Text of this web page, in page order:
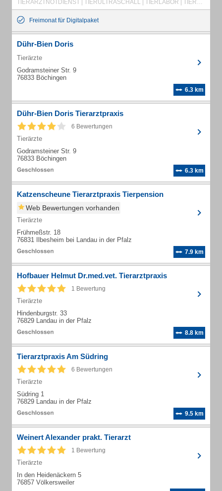
TIERARZTNOTDIENST | TIERULTRASCHALL | TIERLABOR | TIERRÖNTGEN
Freimonat für Digitalpaket
Dühr-Bien Doris
Tierärzte
Godramsteiner Str. 9
76833 Böchingen
6.3 km
Dühr-Bien Doris Tierarztpraxis
6 Bewertungen
Tierärzte
Godramsteiner Str. 9
76833 Böchingen
6.3 km
Katzenscheune Tierarztpraxis Tierpension
Web Bewertungen vorhanden
Tierärzte
Frühmeßstr. 18
76831 Ilbesheim bei Landau in der Pfalz
7.9 km
Hofbauer Helmut Dr.med.vet. Tierarztpraxis
1 Bewertung
Tierärzte
Hindenburgstr. 33
76829 Landau in der Pfalz
8.8 km
Tierarztpraxis Am Südring
6 Bewertungen
Tierärzte
Südring 1
76829 Landau in der Pfalz
9.5 km
Weinert Alexander prakt. Tierarzt
1 Bewertung
Tierärzte
In den Heidenäckern 5
76857 Völkersweiler